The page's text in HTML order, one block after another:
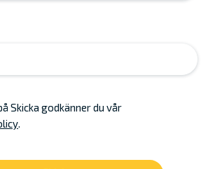
Skicka godkänner du vår
.